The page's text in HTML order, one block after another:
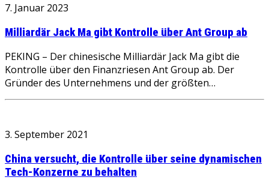
7. Januar 2023
Milliardär Jack Ma gibt Kontrolle über Ant Group ab
PEKING – Der chinesische Milliardär Jack Ma gibt die
Kontrolle über den Finanzriesen Ant Group ab. Der
Gründer des Unternehmens und der größten…
3. September 2021
China versucht, die Kontrolle über seine dynamischen
Tech-Konzerne zu behalten